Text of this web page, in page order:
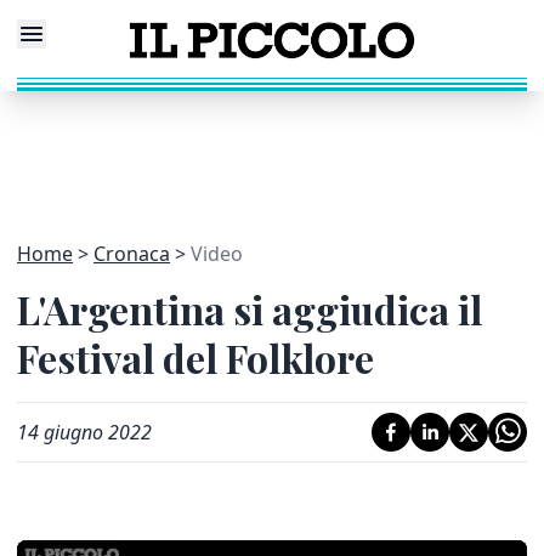
Home Cronaca Video
L'Argentina si aggiudica il
Festival del Folklore
14 giugno 2022